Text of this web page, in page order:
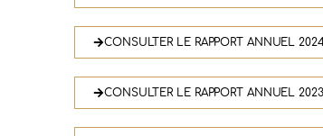
CONSULTER LE RAPPORT ANNUEL
CONSULTER LE RAPPORT ANNUEL 2023